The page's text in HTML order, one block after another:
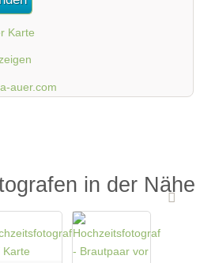
Karte
auer.com
in der Nähe